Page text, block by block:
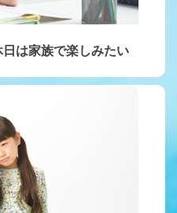
は家族で楽しみたい